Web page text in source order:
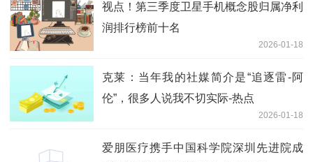
视点！第三季度卫星手机概念股归属净利
润排行榜前十名
2026-01-18
克莱：当年我的社媒简介是“追逐雷-阿
伦”，很多人说我不切实际-热点
2026-01-18
爱朋医疗携手中国科学院深圳先进院成